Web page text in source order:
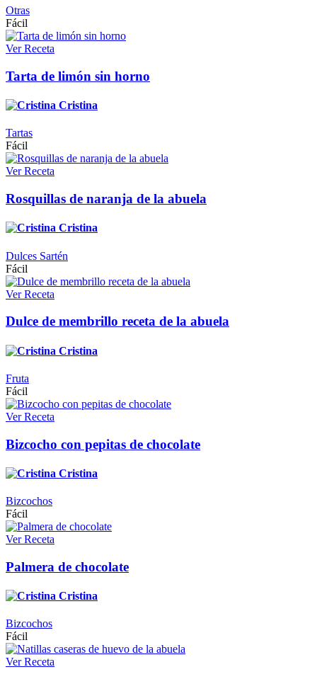
Otras
Fácil
Ver Receta
Tarta de limón sin horno
Cristina
Tartas
Fácil
Ver Receta
Rosquillas de naranja de la abuela
Cristina
Dulces Sartén
Fácil
Ver Receta
Dulce de membrillo receta de la abuela
Cristina
Fruta
Fácil
Ver Receta
Bizcocho con pepitas de chocolate
Cristina
Bizcochos
Fácil
Ver Receta
Palmera de chocolate
Cristina
Bizcochos
Fácil
Ver Receta